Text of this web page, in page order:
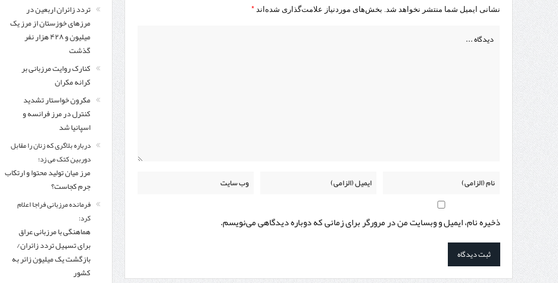
نشانی ایمیل شما منتشر نخواهد شد. بخش‌های موردنیاز علامت‌گذاری شده‌اند*
ذخیره نام، ایمیل و وبسایت من در مرورگر برای زمانی که دوباره دیدگاهی می‌نویسم.
تردد زائران اربعین در
مرزهای خوزستان از مرز یک
میلیون و ۴۲۸ هزار نفر
گذشت
کنارک روایت مرزبانی بر
کرانه مکران
مکرون خواستار تشدید
کنترل‌ در مرز فرانسه و
اسپانیا شد
درباره بلاگری که زنان را مقابل
دوربین کتک می زد؛
مرز میان تولید محتوا و ارتکاب
جرم کجاست؟
فرمانده مرزبانی فراجا اعلام
کرد:
هماهنگی با مرزبانی عراق
برای تسهیل تردد زائران/
بازگشت یک میلیون زائر به
کشور